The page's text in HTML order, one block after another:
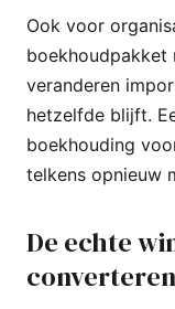
Ook voor
boekhoudpakket
veranderen
hetzelfde blijft.
boekhouding
telkens opnieuw
De echte